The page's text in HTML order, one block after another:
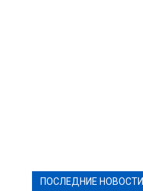
ПОСЛЕДНИЕ НОВОСТИ